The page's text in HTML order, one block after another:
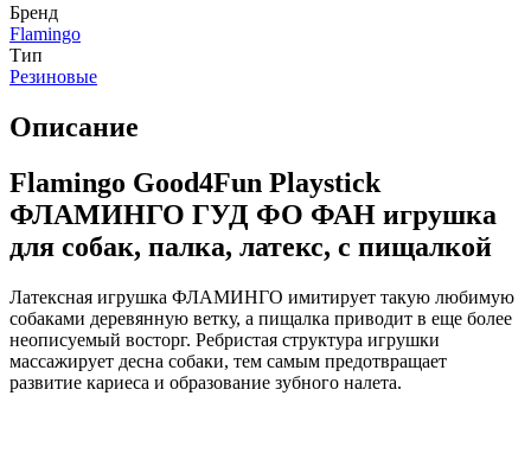
Бренд
Flamingo
Тип
Резиновые
Описание
Flamingo Good4Fun Playstick
ФЛАМИНГО ГУД ФО ФАН игрушка
для собак, палка, латекс, с пищалкой
Латексная игрушка ФЛАМИНГО имитирует такую любимую
собаками деревянную ветку, а пищалка приводит в еще более
неописуемый восторг. Ребристая структура игрушки
массажирует десна собаки, тем самым предотвращает
развитие кариеса и образование зубного налета.